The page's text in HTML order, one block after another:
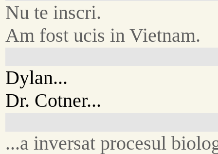
Nu te inscri.
Am fost ucis in Vietnam.
Dylan...
Dr. Cotner...
...a inversat procesul